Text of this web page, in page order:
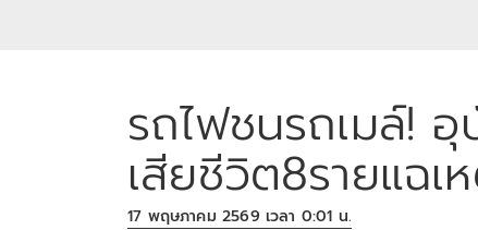
รถไฟชนรถเมล์!
เสียชีวิต8รายแฉเ
17 พฤษภาคม 2569 เวลา 0:01 น.